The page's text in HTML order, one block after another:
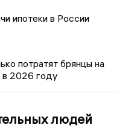
ипотеки в России
потратят брянцы на
в 2026 году
людей